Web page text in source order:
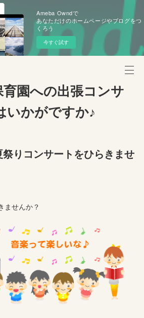
Ameba Owndで
あなただけのホームページやブログをつ
くろう
今すぐ試す
育園への出張コンサ
いかがですか♪
りコンサートをひらきませ
ませんか？